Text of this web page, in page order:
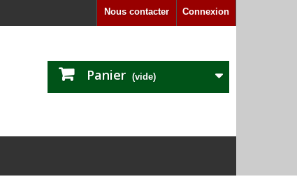
Connexion
Nous contacter
Panier (vide)